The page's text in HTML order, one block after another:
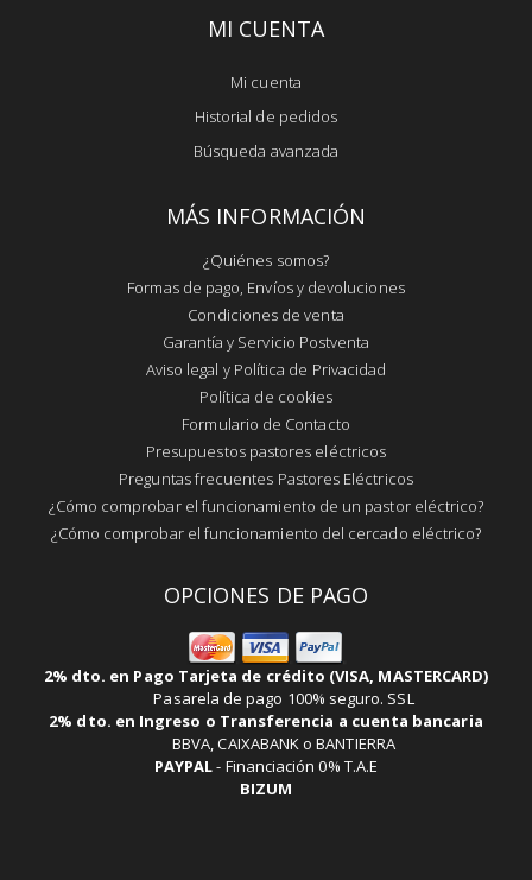
MI CUENTA
Mi cuenta
Historial de pedidos
Búsqueda avanzada
MÁS INFORMACIÓN
¿Quiénes somos?
Formas de pago, Envíos y devoluciones
Condiciones de venta
Garantía y Servicio Postventa
Aviso legal y Política de Privacidad
Política de cookies
Formulario de Contacto
Presupuestos pastores eléctricos
Preguntas frecuentes Pastores Eléctricos
¿Cómo comprobar el funcionamiento de un pastor eléctrico?
¿Cómo comprobar el funcionamiento del cercado eléctrico?
OPCIONES DE PAGO
2% dto. en Pago Tarjeta de crédito (VISA, MASTERCARD)
Pasarela de pago 100% seguro. SSL
2% dto. en Ingreso o Transferencia a cuenta bancaria
BBVA, CAIXABANK o BANTIERRA
PAYPAL- Financiación 0% T.A.E
BIZUM